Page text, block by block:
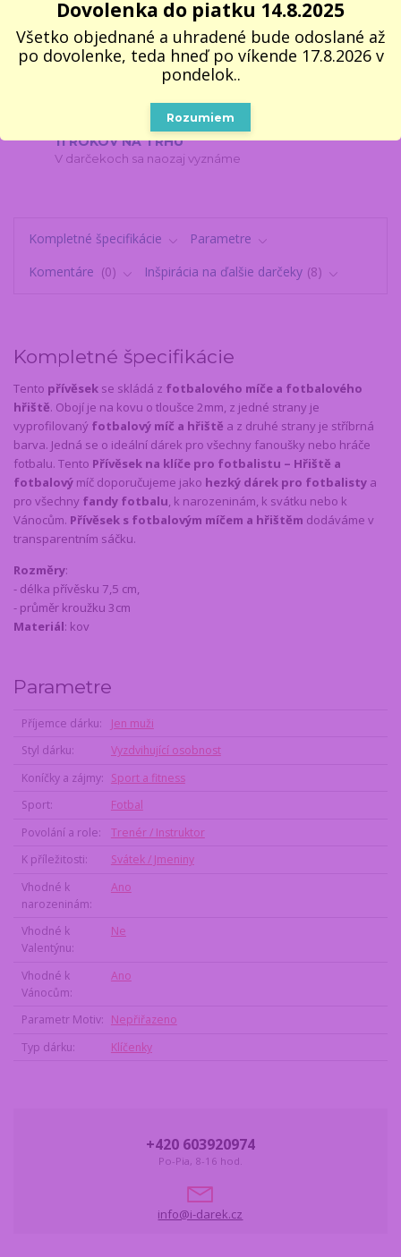
dnes
100% VLASTNÝ SKLAD 📦
Všetko, čo vidíte, naozaj máme
Do 2–3 pracovných dní na vyzdvihnutie
11 ROKOV NA TRHU
V darčekoch sa naozaj vyznáme
Kompletné špecifikácie
Parametre
Komentáre
0 Inšpirácia na ďalšie darčeky 8
Kompletné špecifikácie
Tento přívěsek se skládá z fotbalového míče a fotbalového
hřiště. Obojí je na kovu o tloušce 2mm, z jedné strany je
vyprofilovaný fotbalový míč a hřiště a z druhé strany je stříbrná
barva. Jedná se o ideální dárek pro všechny fanoušky nebo hráče
fotbalu. Tento Přívěsek na klíče pro fotbalistu – Hřiště a
fotbalový míč doporučujeme jako hezký dárek pro fotbalisty a
pro všechny fandy fotbalu, k narozeninám, k svátku nebo k
Vánocům. Přívěsek s fotbalovým míčem a hřištěm dodáváme v
transparentním sáčku.
Rozměry:
- délka přívěsku 7,5 cm,
- průměr kroužku 3cm
Materiál: kov
Parametre
Příjemce dárku
Jen muži
Styl dárku
Vyzdvihující osobnost
Koníčky a zájmy
Sport a fitness
Sport
Fotbal
Povolání a role
Trenér / Instruktor
K příležitosti
Svátek / Jmeniny
Vhodné k
narozeninám
Ano
Vhodné k
Valentýnu
Ne
Vhodné k
Vánocům
Ano
Parametr Motiv
Nepřiřazeno
Typ dárku
Klíčenky
+420 603920974
Po-Pia, 8-16 hod.
info@i-darek.cz
Dovolenka do piatku 14.8.2025
Všetko objednané a uhradené bude odoslané až
po dovolenke, teda hneď po víkende 17.8.2026 v
pondelok..
Rozumiem